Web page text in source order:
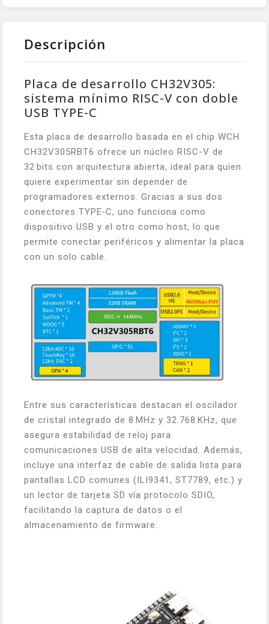
Descripción
Placa de desarrollo CH32V305:
sistema mínimo RISC-V con doble
USB TYPE-C
Esta placa de desarrollo basada en el chip WCH
CH32V305RBT6 ofrece un núcleo RISC-V de
32 bits con arquitectura abierta, ideal para quien
quiere experimentar sin depender de
programadores externos. Gracias a sus dos
conectores TYPE‑C, uno funciona como
dispositivo USB y el otro como host, lo que
permite conectar periféricos y alimentar la placa
con un solo cable.
Entre sus características destacan el oscilador
de cristal integrado de 8 MHz y 32.768 KHz, que
asegura estabilidad de reloj para
comunicaciones USB de alta velocidad. Además,
incluye una interfaz de cable de salida lista para
pantallas LCD comunes (ILI9341, ST7789, etc.) y
un lector de tarjeta SD vía protocolo SDIO,
facilitando la captura de datos o el
almacenamiento de firmware.